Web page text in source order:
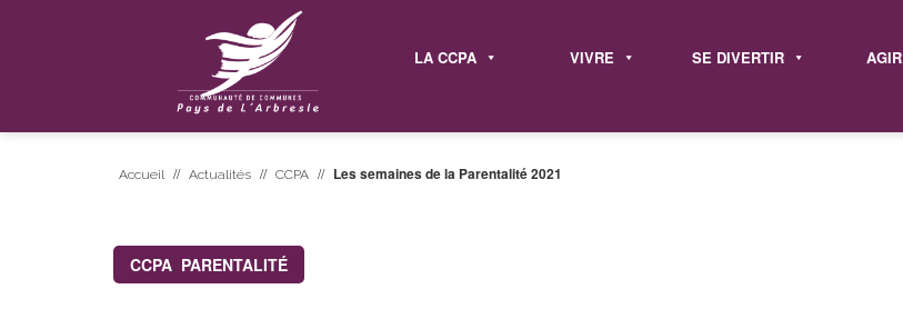
LA CCPA VIVRE SE DIVERTIR AGIR
Accueil // Actualités // CCPA // Les semaines de la Parentalité 2021
CCPA, PARENTALITÉ